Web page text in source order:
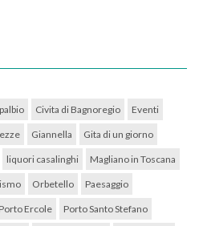
Civita di Bagnoregio Eventi
Giannella Gita di un giorno
liquori casalinghi Magliano in Toscana
Orbetello Paesaggio
Porto Ercole Porto Santo Stefano